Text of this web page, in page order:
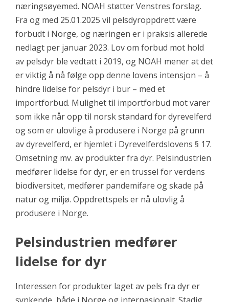
næringsøyemed. NOAH støtter Venstres forslag.
Fra og med 25.01.2025 vil pelsdyroppdrett være
forbudt i Norge, og næringen er i praksis allerede
nedlagt per januar 2023. Lov om forbud mot hold
av pelsdyr ble vedtatt i 2019, og NOAH mener at det
er viktig å nå følge opp denne lovens intensjon – å
hindre lidelse for pelsdyr i bur – med et
importforbud. Mulighet til importforbud mot varer
som ikke når opp til norsk standard for dyrevelferd
og som er ulovlige å produsere i Norge på grunn
av dyrevelferd, er hjemlet i Dyrevelferdslovens § 17.
Omsetning mv. av produkter fra dyr. Pelsindustrien
medfører lidelse for dyr, er en trussel for verdens
biodiversitet, medfører pandemifare og skade på
natur og miljø. Oppdrettspels er nå ulovlig å
produsere i Norge.
Pelsindustrien medfører
lidelse for dyr
Interessen for produkter laget av pels fra dyr er